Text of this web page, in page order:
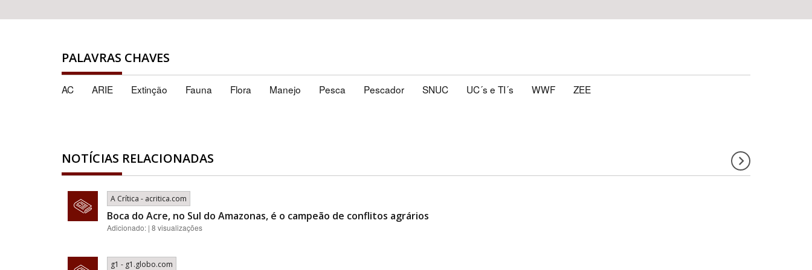
PALAVRAS CHAVES
AC ARIE Extinção Fauna Flora Manejo Pesca Pescador SNUC UC´s e TI´s WWF ZEE
NOTÍCIAS RELACIONADAS
A Crítica - acritica.com
Boca do Acre, no Sul do Amazonas, é o campeão de conflitos agrários
Adicionado: | 8 visualizações
g1 - g1.globo.com